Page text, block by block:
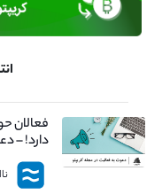
فعالان
دارد! –